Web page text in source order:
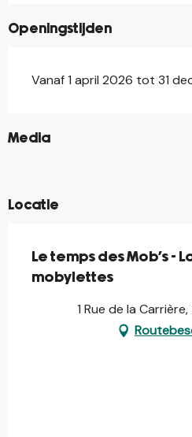
Openingstijden
Vanaf 1 april 2026 tot 31
Media
©
©
Locatie
Le temps des Mob's -
mobylettes
1 Rue de la